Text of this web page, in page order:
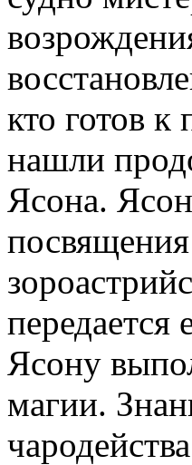
кто готов
нашли
Ясона.
Ясону
магии.